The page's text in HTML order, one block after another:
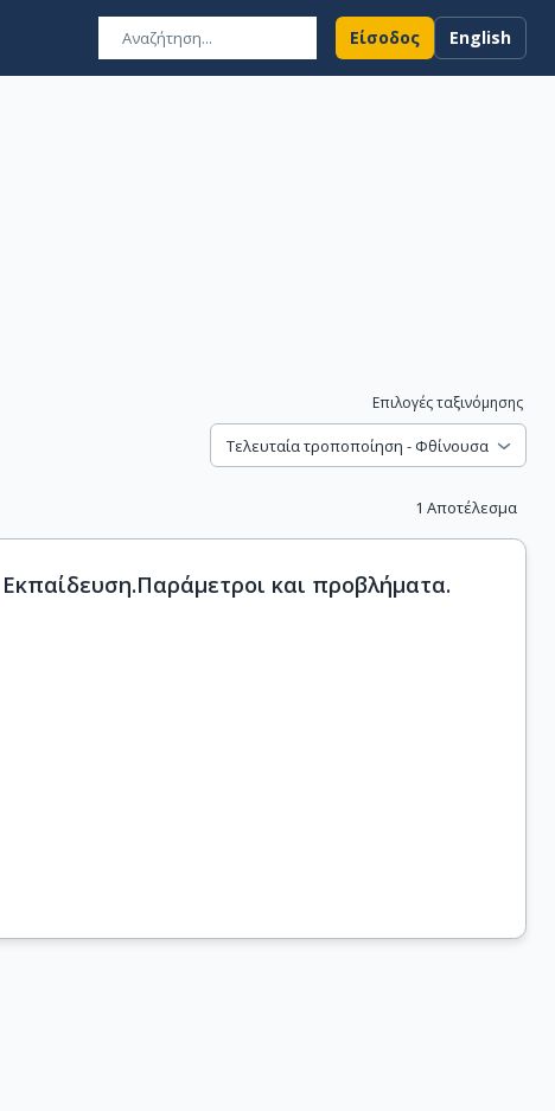
Είσοδος English
Επιλογές ταξινόμησης
Τελευταία τροποποίηση - Φθίνουσα
1 Αποτέλεσμα
Εκπαίδευση.Παράμετροι και προβλήματα.